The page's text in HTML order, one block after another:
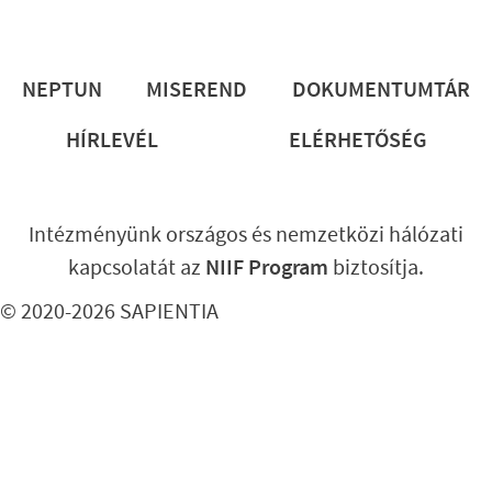
Lábléc
NEPTUN MISEREND
DOKUMENTUMTÁR
HÍRLEVÉL
ELÉRHETŐSÉG
© 2020-2026 SAPIENTIA
Intézményünk országos és nemzetközi hálózati
kapcsolatát az NIIF Program biztosítja.